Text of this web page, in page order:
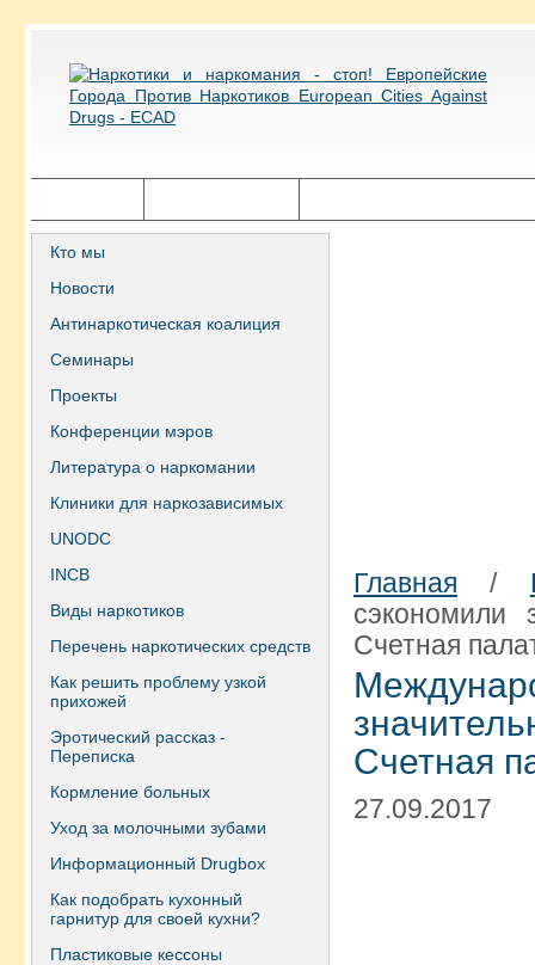
Кто мы
Новости
Антинаркотическая коалиция
Семинары
Проекты
Конференции мэров
Литература о наркомании
Клиники для наркозависимых
UNODC
INCB
Виды наркотиков
Перечень наркотических средств
Как решить проблему узкой
прихожей
Эротический рассказ -
Переписка
Кормление больных
Уход за молочными зубами
Информационный Drugbox
Как подобрать кухонный
гарнитур для своей кухни?
Пластиковые кессоны
Главная /
сэкономили
Счетная
Счетная
27.09.2017